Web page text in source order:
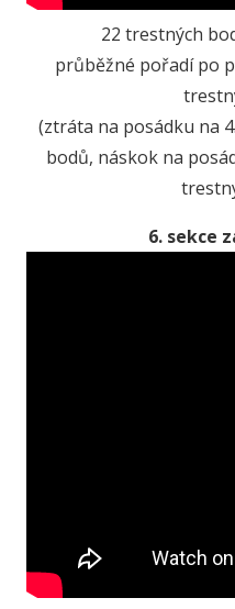
22 trestných
průběžné pořadí po
(ztráta na posádku na
bodů, náskok na
6. sekce